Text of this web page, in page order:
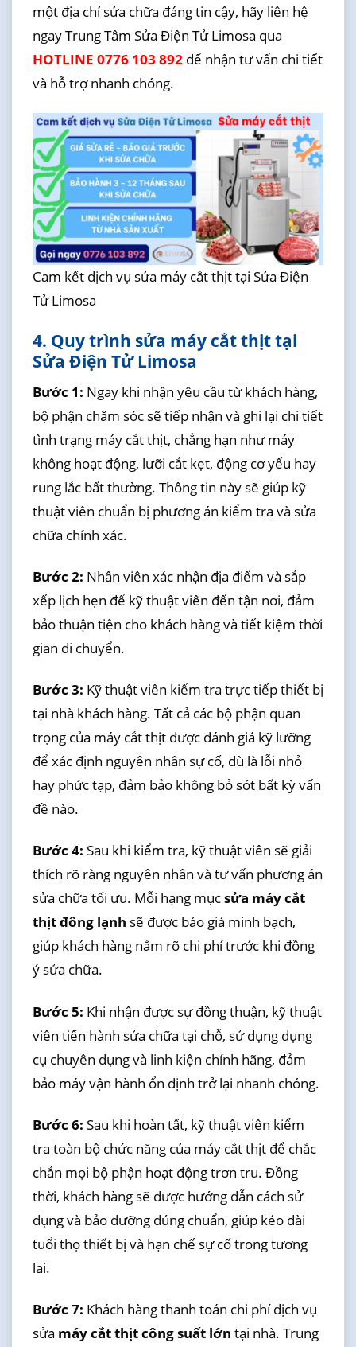
một địa chỉ sửa chữa đáng tin cậy, hãy liên hệ
ngay Trung Tâm Sửa Điện Tử Limosa qua
HOTLINE 0776 103 892để nhận tư vấn chi tiết
và hỗ trợ nhanh chóng.
Cam kết dịch vụ sửa máy cắt thịt tại Sửa Điện
Tử Limosa
4. Quy trình sửa máy cắt thịt tại
Sửa Điện Tử Limosa
Bước 1: Ngay khi nhận yêu cầu từ khách hàng,
bộ phận chăm sóc sẽ tiếp nhận và ghi lại chi tiết
tình trạng máy cắt thịt, chẳng hạn như máy
không hoạt động, lưỡi cắt kẹt, động cơ yếu hay
rung lắc bất thường. Thông tin này sẽ giúp kỹ
thuật viên chuẩn bị phương án kiểm tra và sửa
chữa chính xác.
Bước 2: Nhân viên xác nhận địa điểm và sắp
xếp lịch hẹn để kỹ thuật viên đến tận nơi, đảm
bảo thuận tiện cho khách hàng và tiết kiệm thời
gian di chuyển.
Bước 3: Kỹ thuật viên kiểm tra trực tiếp thiết bị
tại nhà khách hàng. Tất cả các bộ phận quan
trọng của máy cắt thịt được đánh giá kỹ lưỡng
để xác định nguyên nhân sự cố, dù là lỗi nhỏ
hay phức tạp, đảm bảo không bỏ sót bất kỳ vấn
đề nào.
Bước 4: Sau khi kiểm tra, kỹ thuật viên sẽ giải
thích rõ ràng nguyên nhân và tư vấn phương án
sửa chữa tối ưu. Mỗi hạng mụcsửa máy cắt
thịt đông lạnh sẽ được báo giá minh bạch,
giúp khách hàng nắm rõ chi phí trước khi đồng
ý sửa chữa.
Bước 5: Khi nhận được sự đồng thuận, kỹ thuật
viên tiến hành sửa chữa tại chỗ, sử dụng dụng
cụ chuyên dụng và linh kiện chính hãng, đảm
bảo máy vận hành ổn định trở lại nhanh chóng.
Bước 6: Sau khi hoàn tất, kỹ thuật viên kiểm
tra toàn bộ chức năng của máy cắt thịt để chắc
chắn mọi bộ phận hoạt động trơn tru. Đồng
thời, khách hàng sẽ được hướng dẫn cách sử
dụng và bảo dưỡng đúng chuẩn, giúp kéo dài
tuổi thọ thiết bị và hạn chế sự cố trong tương
lai.
Bước 7: Khách hàng thanh toán chi phí dịch vụ
sửa máy cắt thịt công suất lớn tại nhà. Trung